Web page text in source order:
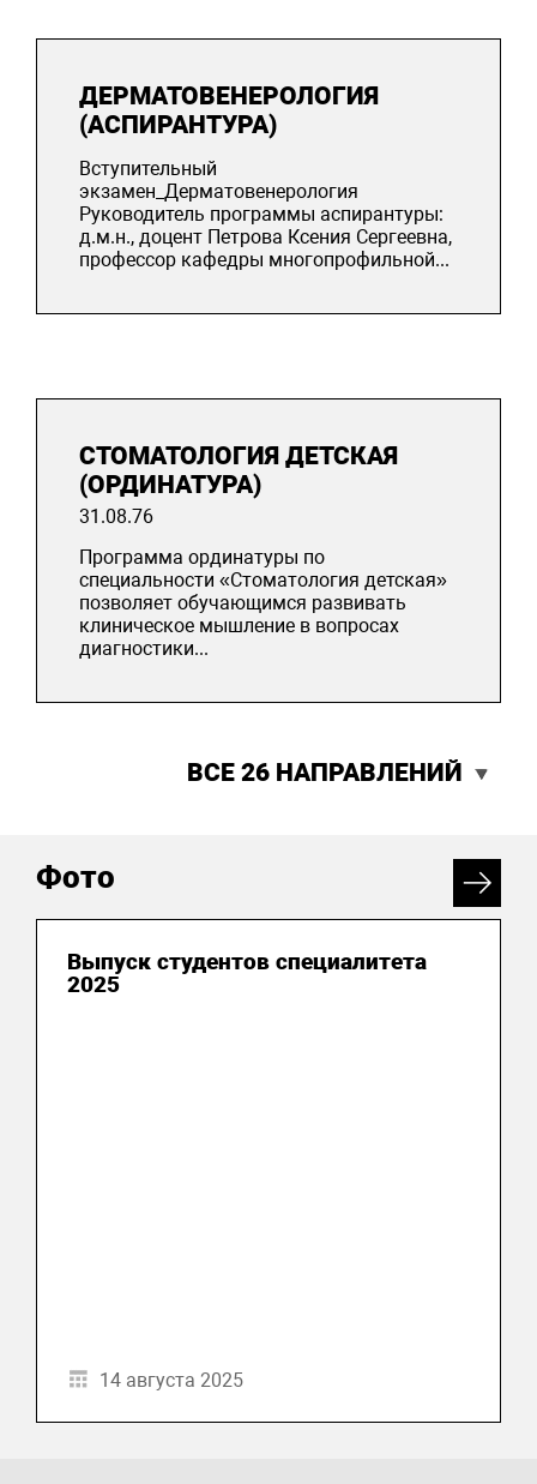
ДЕР­МА­ТОВЕ­НЕРО­ЛОГИЯ
(АСПИРАНТУРА)
Вступительный
экзамен_Дерматовенерология
Руководитель программы аспирантуры:
д.м.н., доцент Петрова Ксения Сергеевна,
профессор кафедры многопрофильной...
СТОМАТОЛОГИЯ ДЕТСКАЯ
(ОРДИНАТУРА)
31.08.76
Программа ординатуры по
специальности «Стоматология детская»
позволяет обучающимся развивать
клиническое мышление в вопросах
диагностики...
ВСЕ 26 НАПРАВЛЕНИЙ
Фото
Выпуск студентов специалитета
2025
14 августа 2025